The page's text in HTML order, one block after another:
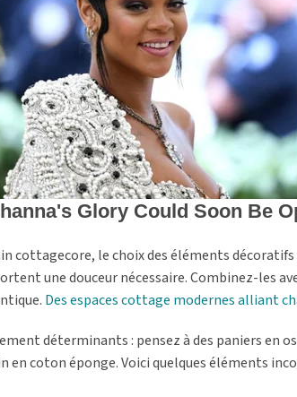
cottagecore, le choix des éléments
une douceur nécessaire. Combinez-les
Des espaces cottage modernes alliant
déterminants : pensez à des paniers
en coton éponge. Voici quelques éléments